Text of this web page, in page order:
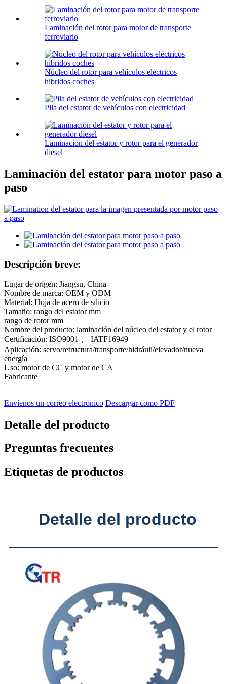
Laminación del rotor para motor de transporte
ferroviario
Núcleo del rotor para vehículos eléctricos
hibridos coches
Pila del estator de vehículos con electricidad
Laminación del estator y rotor para el generador
diesel
Laminación del estator para motor paso a
paso
Descripción breve:
Lugar de origen: Jiangsu, China
Nombre de marca: OEM y ODM
Material: Hoja de acero de silicio
Tamaño: rango del estator mm
rango de rotor mm
Nombre del producto: laminación del núcleo del estator y el rotor
Certificación: ISO9001 、 IATF16949
Aplicación: servo/retructura/transporte/hidráuli/elevador/nueva
energía
Uso: motor de CC y motor de CA
Fabricante
Envíenos un correo electrónico Descargar como PDF
Detalle del producto
Preguntas frecuentes
Etiquetas de productos
Detalle del producto